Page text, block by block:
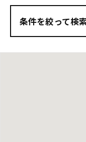
条件を絞って検